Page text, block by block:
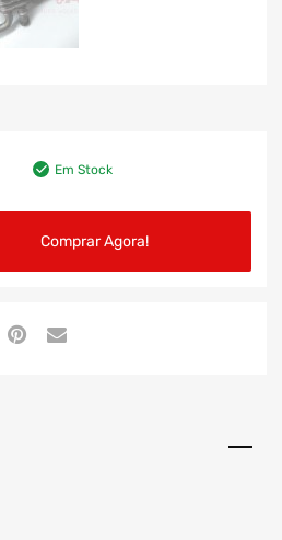
Em Stock
Comprar Agora!